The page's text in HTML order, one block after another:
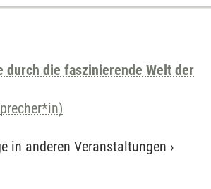
durch die faszinierende Welt der
in anderen Veranstaltungen ›